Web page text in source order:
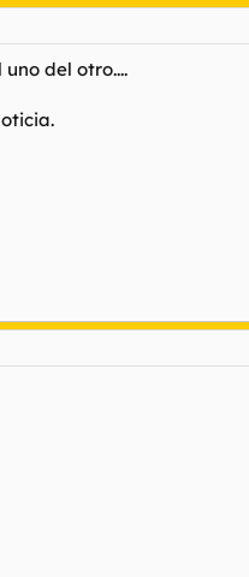
del otro....